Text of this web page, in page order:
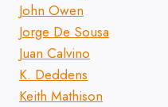
John Owen
Jorge De Sousa
Juan Calvino
K. Deddens
Keith Mathison